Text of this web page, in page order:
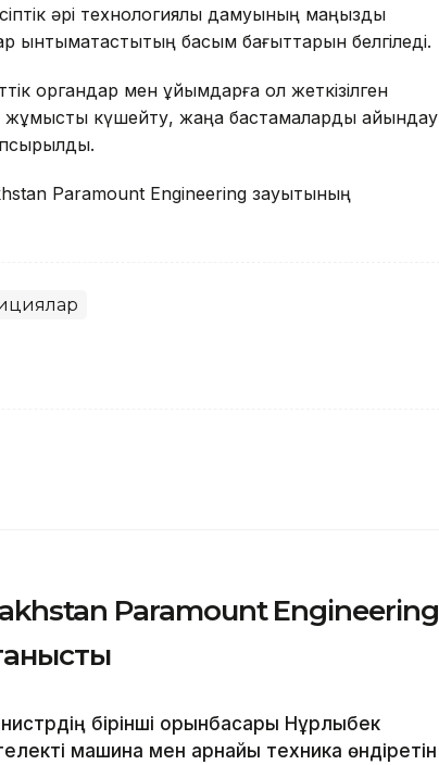
әрі технологиялық дамуының маңызды
ынтымақтастықтың басым бағыттарын белгіледі.
органдар мен ұйымдарға қол жеткізілген
жұмысты күшейту, жаңа бастамаларды айқындау
Paramount Engineering зауытының
Paramount Engineering
бірінші орынбасары Нұрлыбек
машина мен арнайы техника өндіретін